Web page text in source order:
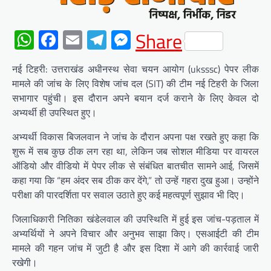
WhatsApp
Facebook
EmailTelegram
Messenger
Share
नई टिहरी: उत्तराखंड अधीनस्थ सेवा चयन आयोग (uksssc) पेपर लीक
मामले की जांच के लिए विशेष जांच दल (SIT) की टीम नई टिहरी के जिला
सभागार पहुंची। इस दौरान अपने बयान दर्ज कराने के लिए केवल दो
अभ्यर्थी ही उपस्थित हुए।
अभ्यर्थी विकास बिजलवान ने जांच के दौरान अपना पक्ष रखते हुए कहा कि
शुरू में सब कुछ ठीक लग रहा था, लेकिन जब सोशल मीडिया पर वायरल
ऑडियो और वीडियो में पेपर लीक से संबंधित बातचीत सामने आई, जिसमें
कहा गया कि “हम अंदर सब ठीक कर देंगे,” तो उन्हें गहरा दुख हुआ। उन्होंने
परीक्षा की पारदर्शिता पर सवाल उठाते हुए कई महत्वपूर्ण सुझाव भी दिए।
जिलाधिकारी नितिका खंडेलवाल की उपस्थिति में हुई इस जांच-पड़ताल में
अभ्यर्थियों ने अपने विचार और अनुभव साझा किए। एसआईटी की टीम
मामले की गहन जांच में जुटी है और इस दिशा में आगे की कार्रवाई जारी
रखेगी।